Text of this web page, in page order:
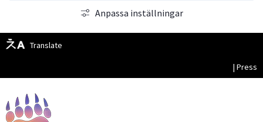
Anpassa inställningar
Translate
| Press